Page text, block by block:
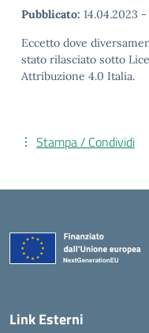
Pubblicato: 14.04.2023 -
Eccetto dove
stato rilasciato sotto
Attribuzione 4.0 Italia.
Stampa / Condividi
Link Esterni